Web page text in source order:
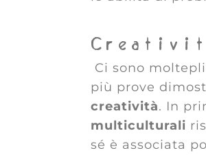
Ci sono
più prove
creatività. In
multiculturali
sé è associata